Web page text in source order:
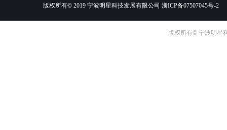
版权所有© 2019 宁波明星科技发展有限公司 浙ICP备07507045号-2
版权所有© 宁波明星